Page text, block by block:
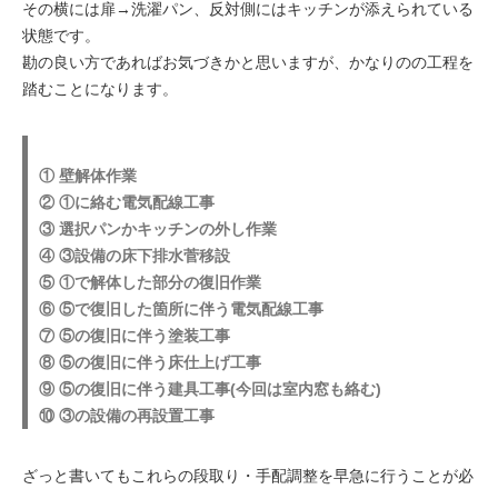
その横には扉→洗濯パン、反対側にはキッチンが添えられている
状態です。
勘の良い方であればお気づきかと思いますが、かなりのの工程を
踏むことになります。
① 壁解体作業
② ①に絡む電気配線工事
③ 選択パンかキッチンの外し作業
④ ③設備の床下排水菅移設
⑤ ①で解体した部分の復旧作業
⑥ ⑤で復旧した箇所に伴う電気配線工事
⑦ ⑤の復旧に伴う塗装工事
⑧ ⑤の復旧に伴う床仕上げ工事
⑨ ⑤の復旧に伴う建具工事(今回は室内窓も絡む)
⑩ ③の設備の再設置工事
ざっと書いてもこれらの段取り・手配調整を早急に行うことが必